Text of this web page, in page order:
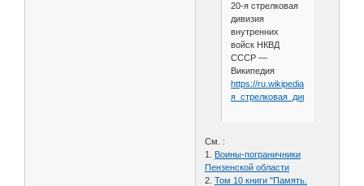
20-я стрелковая
дивизия
внутренних
войск НКВД
СССР —
Википедия
https://ru.wikipedia.org/wiki/20-
См. :
1. Воины-пограничники
Пензенской области
2.Том 10 книги "Память.